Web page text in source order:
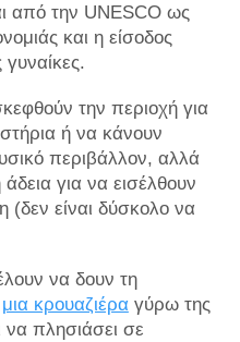
από την UNESCO ως
και η είσοδος
την περιοχή για
ή να κάνουν
περιβάλλον, αλλά
για να εισέλθουν
(δεν είναι δύσκολο να
να δουν τη
μια κρουαζιέραγύρω της
να πλησιάσει σε